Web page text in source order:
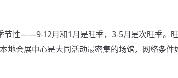
节性——9-12月和1月是旺季，3-5月是次旺季。
地会展中心是大同活动最密集的场馆，网络条件